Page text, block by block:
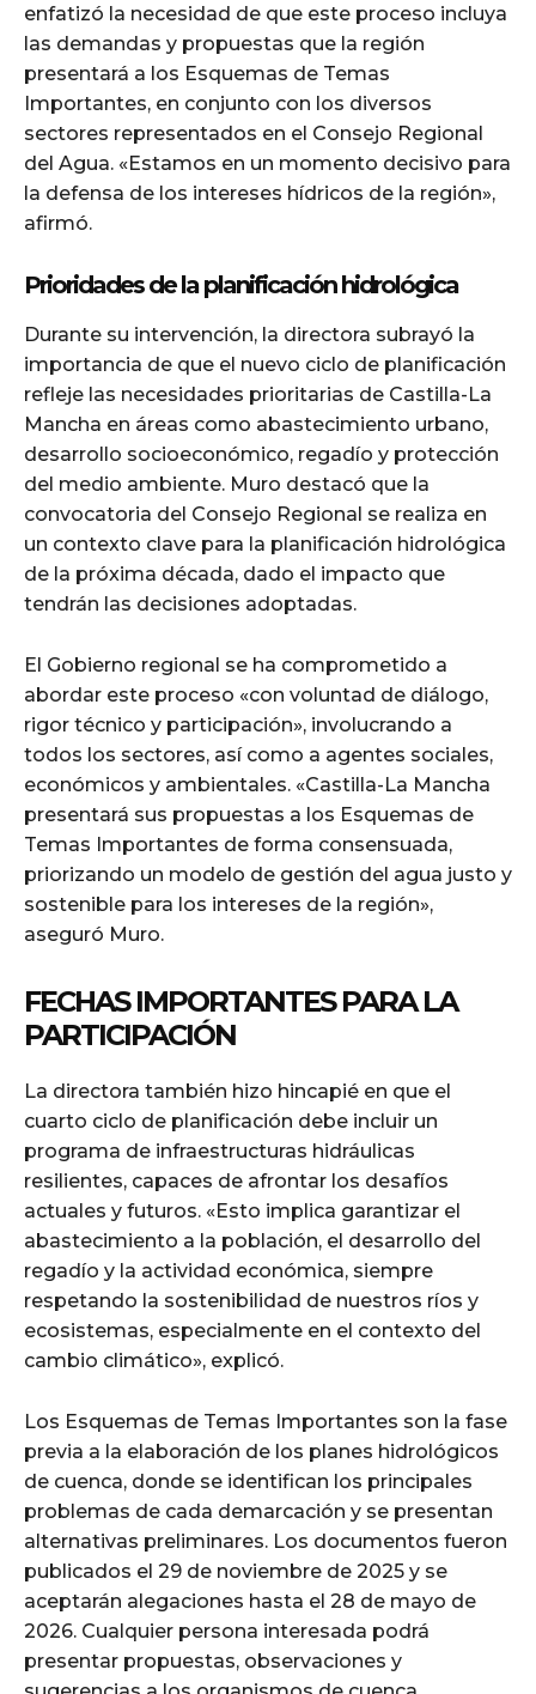
enfatizó la necesidad de que este proceso incluya
las demandas y propuestas que la región
presentará a los Esquemas de Temas
Importantes, en conjunto con los diversos
sectores representados en el Consejo Regional
del Agua. «Estamos en un momento decisivo para
la defensa de los intereses hídricos de la región»,
afirmó.
Prioridades de la planificación hidrológica
Durante su intervención, la directora subrayó la
importancia de que el nuevo ciclo de planificación
refleje las necesidades prioritarias de Castilla-La
Mancha en áreas como abastecimiento urbano,
desarrollo socioeconómico, regadío y protección
del medio ambiente. Muro destacó que la
convocatoria del Consejo Regional se realiza en
un contexto clave para la planificación hidrológica
de la próxima década, dado el impacto que
tendrán las decisiones adoptadas.
El Gobierno regional se ha comprometido a
abordar este proceso «con voluntad de diálogo,
rigor técnico y participación», involucrando a
todos los sectores, así como a agentes sociales,
económicos y ambientales. «Castilla-La Mancha
presentará sus propuestas a los Esquemas de
Temas Importantes de forma consensuada,
priorizando un modelo de gestión del agua justo y
sostenible para los intereses de la región»,
aseguró Muro.
FECHAS IMPORTANTES PARA LA
PARTICIPACIÓN
La directora también hizo hincapié en que el
cuarto ciclo de planificación debe incluir un
programa de infraestructuras hidráulicas
resilientes, capaces de afrontar los desafíos
actuales y futuros. «Esto implica garantizar el
abastecimiento a la población, el desarrollo del
regadío y la actividad económica, siempre
respetando la sostenibilidad de nuestros ríos y
ecosistemas, especialmente en el contexto del
cambio climático», explicó.
Los Esquemas de Temas Importantes son la fase
previa a la elaboración de los planes hidrológicos
de cuenca, donde se identifican los principales
problemas de cada demarcación y se presentan
alternativas preliminares. Los documentos fueron
publicados el 29 de noviembre de 2025 y se
aceptarán alegaciones hasta el 28 de mayo de
2026. Cualquier persona interesada podrá
presentar propuestas, observaciones y